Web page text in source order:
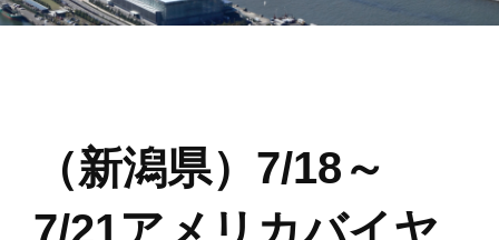
（新潟県）7/18～
7/21アメリカバイヤ